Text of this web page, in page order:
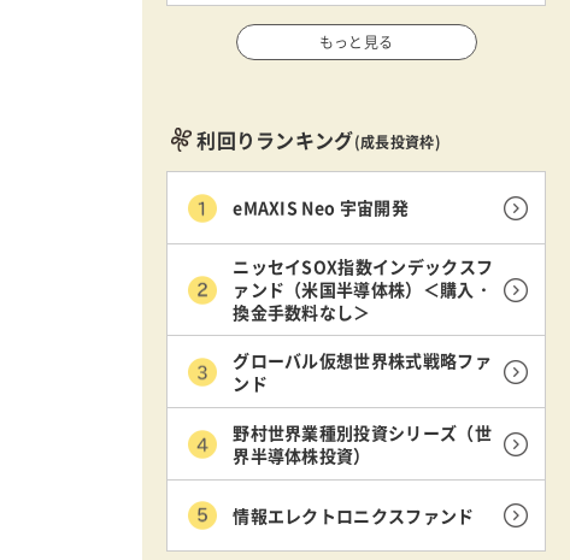
もっと見る
利回りランキング(成長投資枠)
eMAXIS Neo 宇宙開発
ニッセイSOX指数インデックスフ
ァンド（米国半導体株）＜購入・
換金手数料なし＞
グローバル仮想世界株式戦略ファ
ンド
野村世界業種別投資シリーズ（世
界半導体株投資）
情報エレクトロニクスファンド